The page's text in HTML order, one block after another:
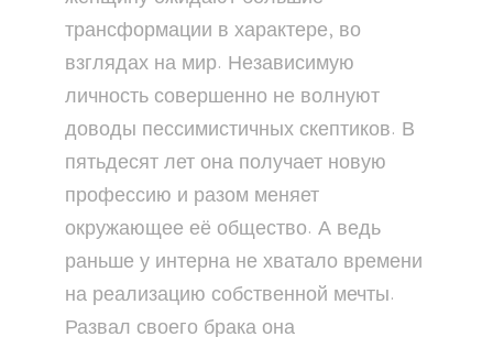
трансформации в характере, во
взглядах на мир. Независимую
личность совершенно не волнуют
доводы пессимистичных скептиков. В
пятьдесят лет она получает новую
профессию и разом меняет
окружающее её общество. А ведь
раньше у интерна не хватало времени
на реализацию собственной мечты.
Развал своего брака она